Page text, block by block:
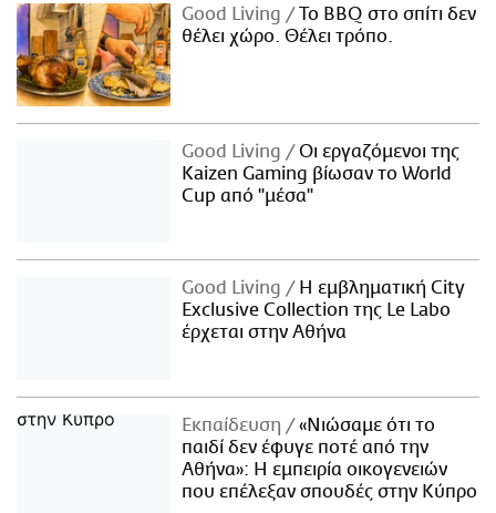
Good Living
Το BBQ στο σπίτι δεν
θέλει χώρο. Θέλει τρόπο.
Good Living
Οι εργαζόμενοι της
Kaizen Gaming βίωσαν το World
Cup από "μέσα"
Good Living
Η εμβληματική City
Exclusive Collection της Le Labo
έρχεται στην Αθήνα
Εκπαίδευση
«Νιώσαμε ότι το
παιδί δεν έφυγε ποτέ από την
Αθήνα»: Η εμπειρία οικογενειών
που επέλεξαν σπουδές στην Κύπρο